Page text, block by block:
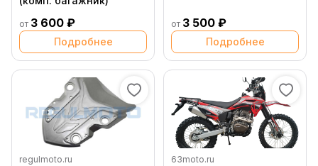
от 3 600 ₽
Подробнее
от 3 500 ₽
Подробнее
regulmoto.ru 63moto.ru